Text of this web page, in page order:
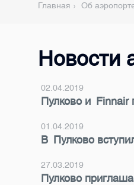
Главная Об
Новости
02.04.2019
Пулково и
01.04.2019
В Пулково
27.03.2019
Пулково